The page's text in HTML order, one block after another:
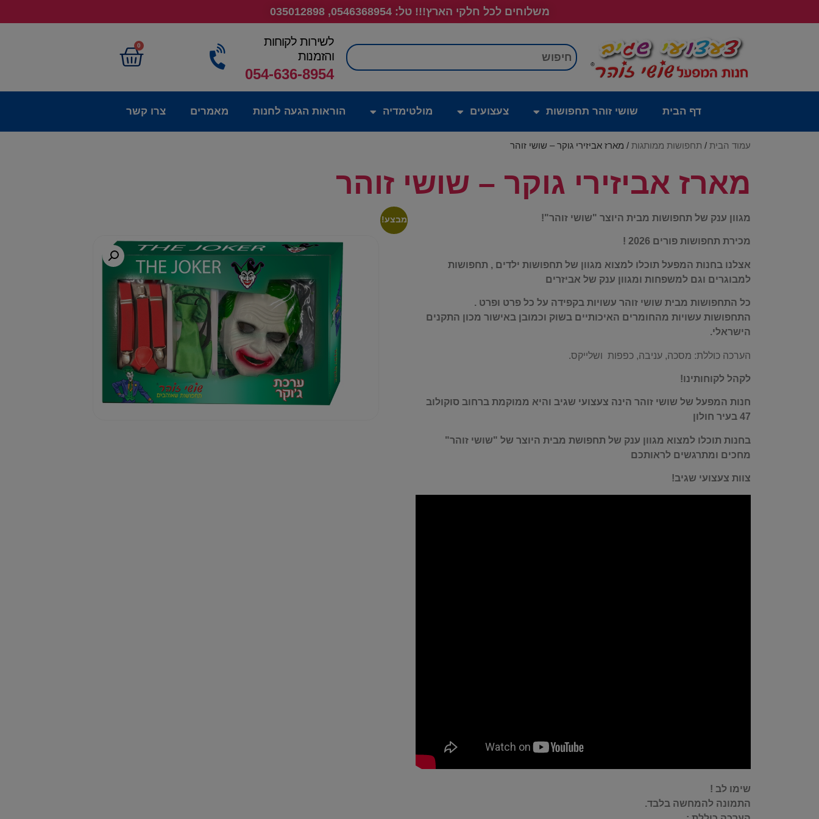
משלוחים לכל חלקי הארץ!!! טל: 0546368954, 035012898
חיפוש
לשירות לקוחות
והזמנות
054-636-8954
0
דף הבית שושי זוהר תחפושות צעצועים מולטימדיה הוראות הגעה לחנות מאמרים צרו קשר
עמוד הבית / תחפושות ממותגות / מארז אביזירי גוקר – שושי זוהר
מארז אביזירי גוקר – שושי זוהר
מגוון ענק של תחפושות מבית היוצר "שושי זוהר"!
מכירת תחפושות פורים 2026 !
אצלנו בחנות המפעל תוכלו למצוא מגוון של תחפושות ילדים , תחפושות
למבוגרים וגם למשפחות ומגוון ענק של אביזרים
כל התחפושות מבית שושי זוהר עשויות בקפידה על כל פרט ופרט .
התחפושות עשויות מהחומרים האיכותיים בשוק וכמובן באישור מכון התקנים
הישראלי.
הערכה כוללת: מסכה, עניבה, כפפות ושלייקס.
לקהל לקוחותינו!
חנות המפעל של שושי זוהר הינה צעצועי שגיב והיא ממוקמת ברחוב סוקולוב
47 בעיר חולון
בחנות תוכלו למצוא מגוון ענק של תחפושת מבית היוצר של "שושי זוהר"
מחכים ומתרגשים לראותכם
צוות צעצועי שגיב!
שימו לב !
התמונה להמחשה בלבד.
מבצע!